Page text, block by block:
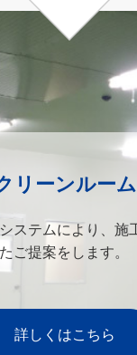
リーンルーム
ステムにより、施
ご提案をします。
詳しくはこちら